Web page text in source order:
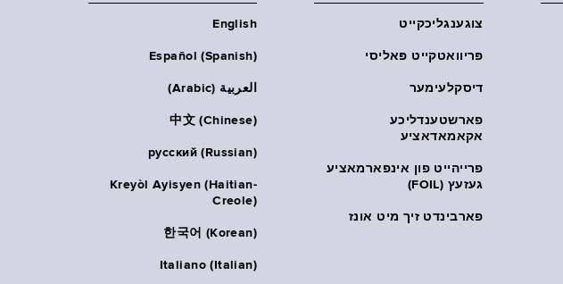
צוגענגליכקייט
פּריוואטקייט פּאליסי
דיסקלעימער
פארשטענדליכע
אקאמאדאציע
פרייהייט פון אינפארמאציע
געזעץ (FOIL)
פארבינדט זיך מיט אונז
English
Español (Spanish)
العربية (Arabic)
中文 (Chinese)
русский (Russian)
Kreyòl Ayisyen (Haitian-
Creole)
한국어 (Korean)
Italiano (Italian)